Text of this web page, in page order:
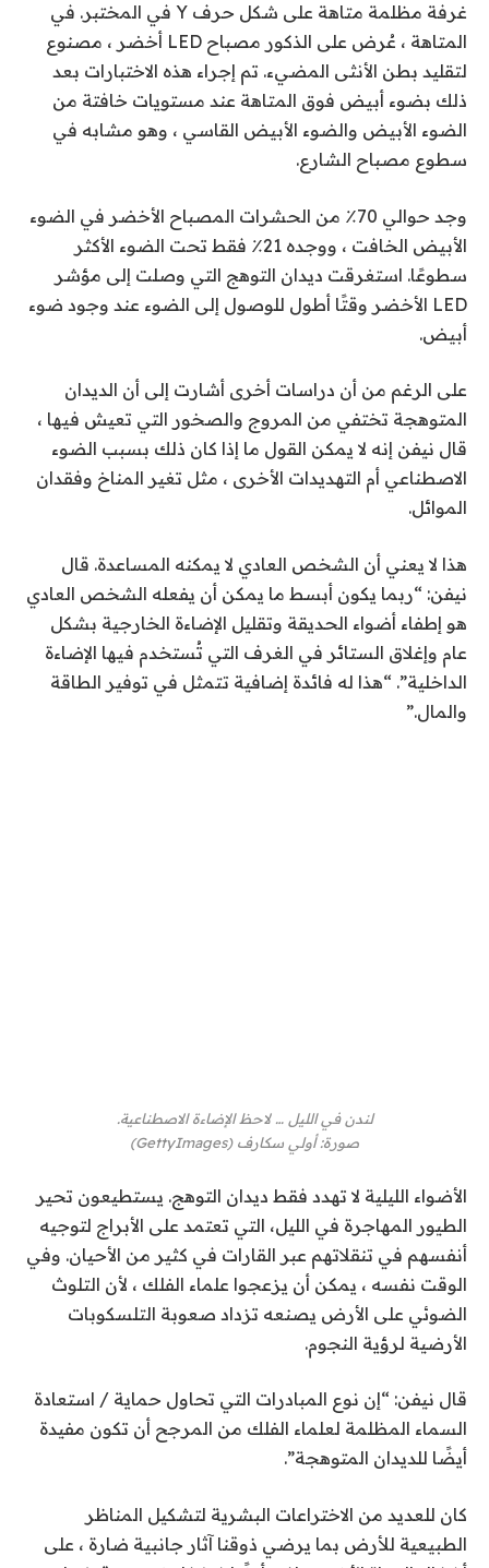
غرفة مظلمة متاهة على شكل حرف Y في المختبر.
في
المتاهة ، عُرض على الذكور مصباح LED أخضر ، مصنوع
لتقليد بطن الأنثى المضيء. تم إجراء هذه الاختبارات بعد
ذلك بضوء أبيض فوق المتاهة عند مستويات خافتة من
الضوء الأبيض والضوء الأبيض القاسي ، وهو مشابه في
سطوع مصباح الشارع.
وجد حوالي 70٪ من الحشرات المصباح الأخضر في الضوء
الأبيض الخافت ، ووجده 21٪ فقط تحت الضوء الأكثر
سطوعًا. استغرقت ديدان التوهج التي وصلت إلى مؤشر
LED الأخضر وقتًا أطول للوصول إلى الضوء عند وجود ضوء
أبيض.
على الرغم من أن دراسات أخرى أشارت إلى أن الديدان
المتوهجة تختفي من المروج والصخور التي تعيش فيها ،
قال نيفن إنه لا يمكن القول ما إذا كان ذلك بسبب الضوء
الاصطناعي أم التهديدات الأخرى ، مثل تغير المناخ وفقدان
الموائل.
هذا لا يعني أن الشخص العادي لا يمكنه المساعدة. قال
نيفن: “ربما يكون أبسط ما يمكن أن يفعله الشخص العادي
هو إطفاء أضواء الحديقة وتقليل الإضاءة الخارجية بشكل
عام وإغلاق الستائر في الغرف التي تُستخدم فيها الإضاءة
الداخلية”. “هذا له فائدة إضافية تتمثل في توفير الطاقة
والمال.”
لندن في الليل … لاحظ الإضاءة الاصطناعية.
صورة:أولي سكارف (
GettyImages
)
الأضواء الليلية لا تهدد فقط ديدان التوهج. يستطيعون تحير
الطيور المهاجرة في الليل، التي تعتمد على الأبراج لتوجيه
أنفسهم في تنقلاتهم عبر القارات في كثير من الأحيان. وفي
الوقت نفسه ، يمكن أن يزعجوا علماء الفلك ، لأن التلوث
الضوئي على الأرض يصنعه تزداد صعوبة التلسكوبات
الأرضية لرؤية النجوم.
قال نيفن: “إن نوع المبادرات التي تحاول حماية / استعادة
السماء المظلمة لعلماء الفلك من المرجح أن تكون مفيدة
أيضًا للديدان المتوهجة”.
كان للعديد من الاختراعات البشرية لتشكيل المناظر
الطبيعية للأرض بما يرضي ذوقنا آثار جانبية ضارة ، على